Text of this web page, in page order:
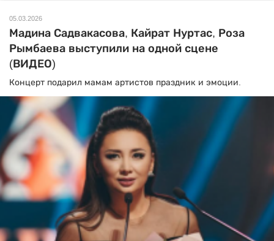
05.03.2026
Мадина Садвакасова, Кайрат Нуртас, Роза
Рымбаева выступили на одной сцене
(ВИДЕО)
Концерт подарил мамам артистов праздник и эмоции.